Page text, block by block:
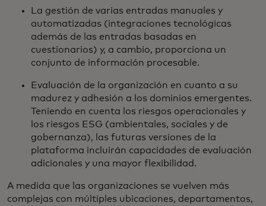
La gestión de varias entradas manuales y
automatizadas (integraciones tecnológicas
además de las entradas basadas en
cuestionarios) y, a cambio, proporciona un
conjunto de información procesable.
Evaluación de la organización en cuanto a su
madurez y adhesión a los dominios emergentes.
Teniendo en cuenta los riesgos operacionales y
los riesgos ESG (ambientales, sociales y de
gobernanza), las futuras versiones de la
plataforma incluirán capacidades de evaluación
adicionales y una mayor flexibilidad.
A medida que las organizaciones se vuelven más
complejas con múltiples ubicaciones, departamentos,